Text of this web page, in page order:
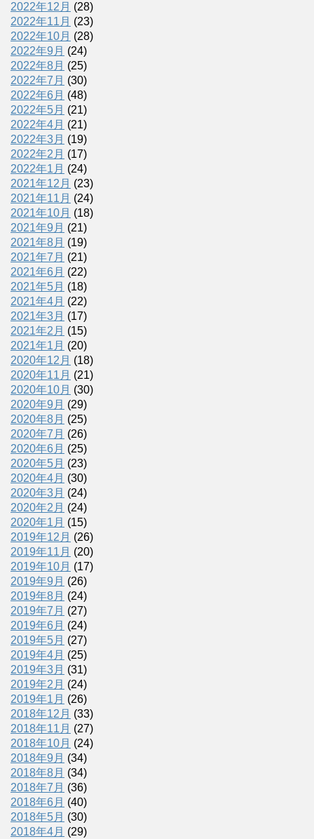
2022年12月 (28)
2022年11月 (23)
2022年10月 (28)
2022年9月 (24)
2022年8月 (25)
2022年7月 (30)
2022年6月 (48)
2022年5月 (21)
2022年4月 (21)
2022年3月 (19)
2022年2月 (17)
2022年1月 (24)
2021年12月 (23)
2021年11月 (24)
2021年10月 (18)
2021年9月 (21)
2021年8月 (19)
2021年7月 (21)
2021年6月 (22)
2021年5月 (18)
2021年4月 (22)
2021年3月 (17)
2021年2月 (15)
2021年1月 (20)
2020年12月 (18)
2020年11月 (21)
2020年10月 (30)
2020年9月 (29)
2020年8月 (25)
2020年7月 (26)
2020年6月 (25)
2020年5月 (23)
2020年4月 (30)
2020年3月 (24)
2020年2月 (24)
2020年1月 (15)
2019年12月 (26)
2019年11月 (20)
2019年10月 (17)
2019年9月 (26)
2019年8月 (24)
2019年7月 (27)
2019年6月 (24)
2019年5月 (27)
2019年4月 (25)
2019年3月 (31)
2019年2月 (24)
2019年1月 (26)
2018年12月 (33)
2018年11月 (27)
2018年10月 (24)
2018年9月 (34)
2018年8月 (34)
2018年7月 (36)
2018年6月 (40)
2018年5月 (30)
2018年4月 (29)